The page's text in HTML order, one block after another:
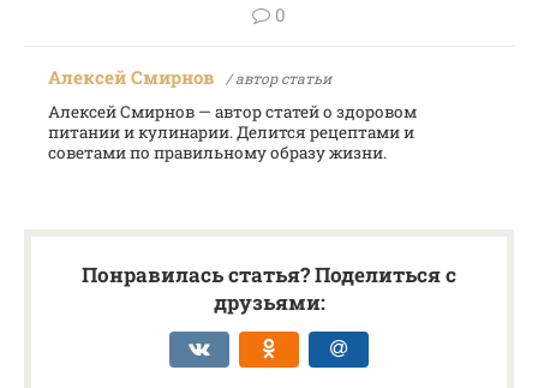
0
Алексей Смирнов / автор статьи
Алексей Смирнов — автор статей о здоровом
питании и кулинарии. Делится рецептами и
советами по правильному образу жизни.
Понравилась статья? Поделиться с
друзьями: